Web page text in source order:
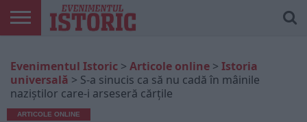
ONLINE
EDIȚII
TIPĂRITE
ISTORIC
PLAY
CONTUL
MEU
Evenimentul Istoric > Articole online > Istoria
universală > S-a sinucis ca să nu cadă în mâinile
naziștilor care-i arseseră cărțile
ARTICOLE ONLINE